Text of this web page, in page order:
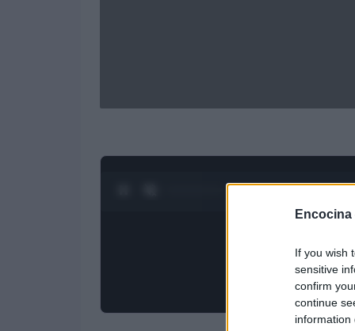
Encocina
If you wish
sensitive
confirm
continue
information